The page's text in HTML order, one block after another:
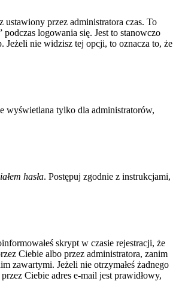
przez administratora czas. To
logowania się. Jest to stanowczo
Jeżeli nie widzisz tej opcji, to oznacza to, że
wyświetlana tylko dla administratorów,
hasła. Postępuj zgodnie z instrukcjami,
skrypt w czasie rejestracji, że
Ciebie albo przez administratora, zanim
zawartymi. Jeżeli nie otrzymałeś żadnego
Ciebie adres e-mail jest prawidłowy,